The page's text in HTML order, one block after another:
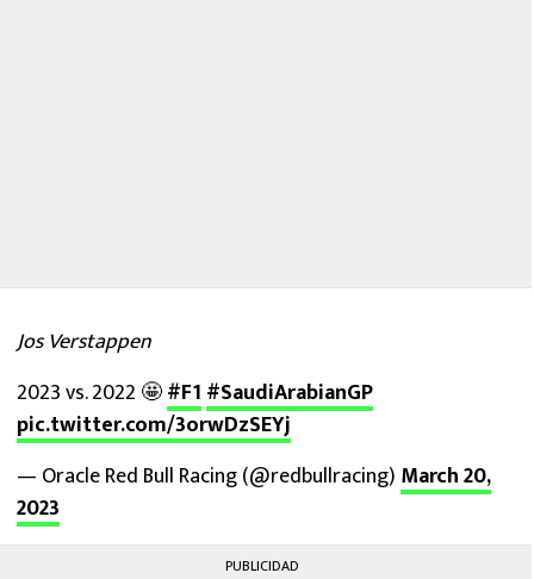
Jos Verstappen
2023 vs. 2022 🤩#F1 #SaudiArabianGP
pic.twitter.com/3orwDzSEYj
— Oracle Red Bull Racing (@redbullracing) March 20,
2023
PUBLICIDAD